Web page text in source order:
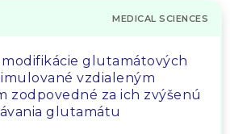
MEDICAL SCIENCES
glutamátových
vzdialeným
zodpovedné za ich zvýšenú
glutamátu